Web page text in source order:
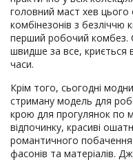
головний маст хев цього
комбінезонів з безліччю
перший робочий комбез.
швидше за все, криється
часи.
Крім того, сьогодні
стриману модель для
крою для прогулянок по
відпочинку, красиві
романтичного
фасонів та матеріалів.